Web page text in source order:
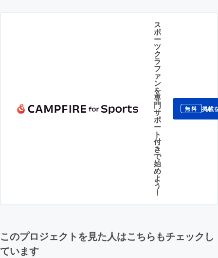
ス
ポ
ー
ツ
ク
ラ
フ
ァ
ン
を
専
門
サ
ポ
ー
ト
付
き
で
始
め
よ
う
！
無料 掲載
このプロジェクトを見た人はこちらもチェックし
ています